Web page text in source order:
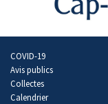
COVID-19
Avis publics
Collectes
Calendrier